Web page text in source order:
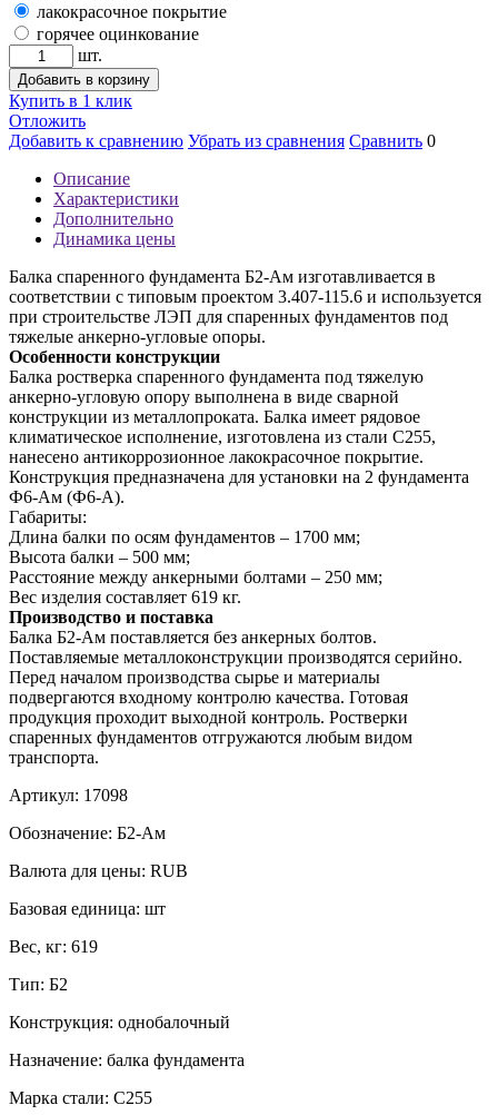
лакокрасочное покрытие
горячее оцинкование
шт.
Добавить в корзину
Купить в 1 клик
Отложить
Добавить к сравнению Убрать из сравнения Сравнить 0
Описание
Характеристики
Дополнительно
Динамика цены
Балка спаренного фундамента Б2-Ам изготавливается в
соответствии с типовым проектом 3.407-115.6 и используется
при строительстве ЛЭП для спаренных фундаментов под
тяжелые анкерно-угловые опоры.
Особенности конструкции
Балка ростверка спаренного фундамента под тяжелую
анкерно-угловую опору выполнена в виде сварной
конструкции из металлопроката. Балка имеет рядовое
климатическое исполнение, изготовлена из стали С255,
нанесено антикоррозионное лакокрасочное покрытие.
Конструкция предназначена для установки на 2 фундамента
Ф6-Ам (Ф6-А).
Габариты:
Длина балки по осям фундаментов – 1700 мм;
Высота балки – 500 мм;
Расстояние между анкерными болтами – 250 мм;
Вес изделия составляет 619 кг.
Производство и поставка
Балка Б2-Ам поставляется без анкерных болтов.
Поставляемые металлоконструкции производятся серийно.
Перед началом производства сырье и материалы
подвергаются входному контролю качества. Готовая
продукция проходит выходной контроль. Ростверки
спаренных фундаментов отгружаются любым видом
транспорта.
Артикул: 17098
Обозначение: Б2-Ам
Валюта для цены: RUB
Базовая единица: шт
Вес, кг: 619
Тип: Б2
Конструкция: однобалочный
Назначение: балка фундамента
Марка стали: С255